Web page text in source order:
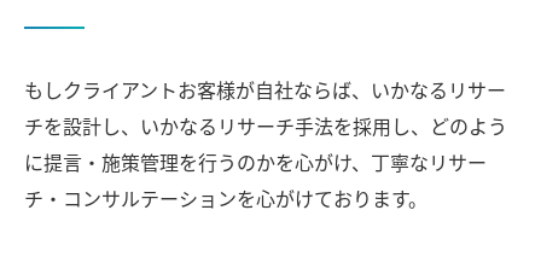
もしクライアントお客様が自社ならば、いかなるリサー
チを設計し、いかなるリサーチ手法を採用し、どのよう
に提言・施策管理を行うのかを心がけ、丁寧なリサー
チ・コンサルテーションを心がけております。